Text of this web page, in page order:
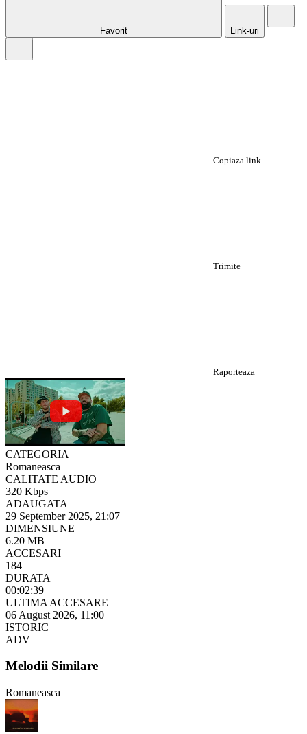
Favorit Link-uri
Copiaza link
Trimite
Raporteaza
CATEGORIA
Romaneasca
CALITATE AUDIO
320 Kbps
ADAUGATA
29 September 2025, 21:07
DIMENSIUNE
6.20 MB
ACCESARI
184
DURATA
00:02:39
ULTIMA ACCESARE
06 August 2026, 11:00
ISTORIC
ADV
Melodii Similare
Romaneasca